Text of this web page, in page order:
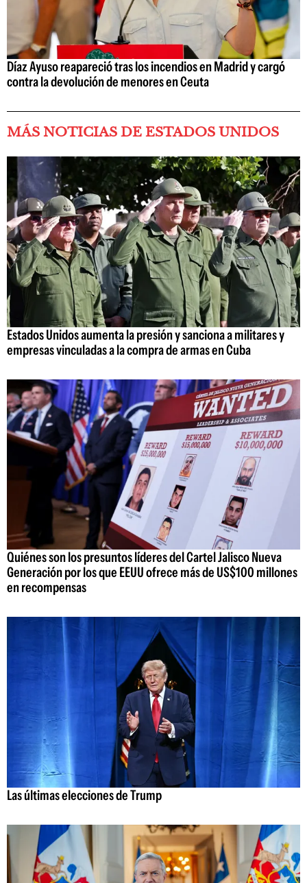
Díaz Ayuso reapareció tras los incendios en Madrid y cargó
contra la devolución de menores en Ceuta
MÁS NOTICIAS DE ESTADOS UNIDOS
Estados Unidos aumenta la presión y sanciona a militares y
empresas vinculadas a la compra de armas en Cuba
Quiénes son los presuntos líderes del Cartel Jalisco Nueva
Generación por los que EEUU ofrece más de US$100 millones
en recompensas
Las últimas elecciones de Trump